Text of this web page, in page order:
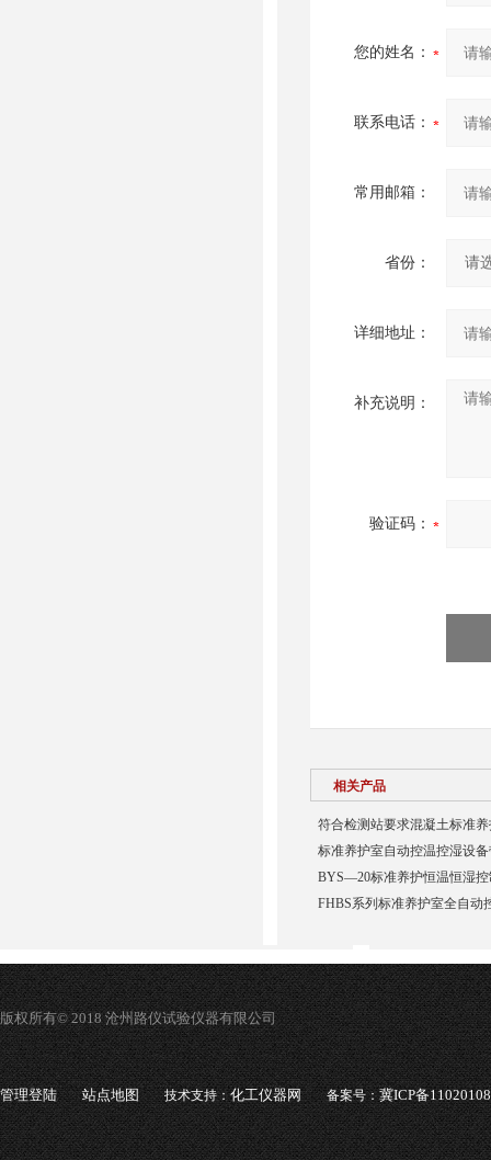
您的姓名：
联系电话：
常用邮箱：
省份：
详细地址：
补充说明：
验证码：
相关产品
符合检测站要求混凝土标准
标准养护室自动控温控湿设
BYS—20标准养护恒温恒湿
FHBS系列标准养护室全自动
版权所有© 2018 沧州路仪试验仪器有限公司
管理登陆 站点地图 技术支持：化工仪器网 备案号：冀ICP备